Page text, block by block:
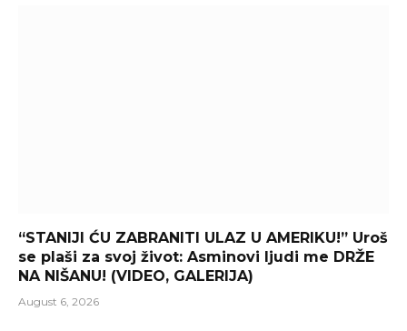
“STANIJI ĆU ZABRANITI ULAZ U AMERIKU!” Uroš
se plaši za svoj život: Asminovi ljudi me DRŽE
NA NIŠANU! (VIDEO, GALERIJA)
August 6, 2026